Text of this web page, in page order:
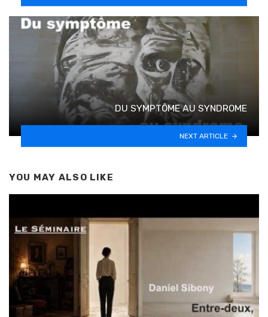
DU SYMPTÔME AU SYNDROME
NEXT ARTICLE
YOU MAY ALSO LIKE